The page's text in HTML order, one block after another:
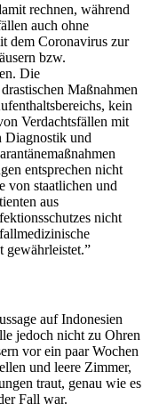
rechnen, während
auch ohne
dem Coronavirus zur
bzw.
Die
Maßnahmen
kein
Verdachtsfällen mit
Diagnostik und
entsprechen nicht
von staatlichen und
aus
nicht
gewährleistet.”
auf Indonesien
jedoch nicht zu Ohren
vor ein paar Wochen
und leere Zimmer,
traut, genau wie es
Fall war.